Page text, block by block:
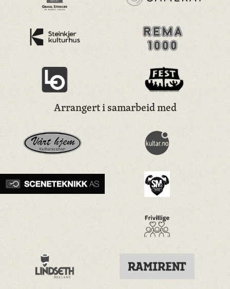
Arrangert i samarbeid med